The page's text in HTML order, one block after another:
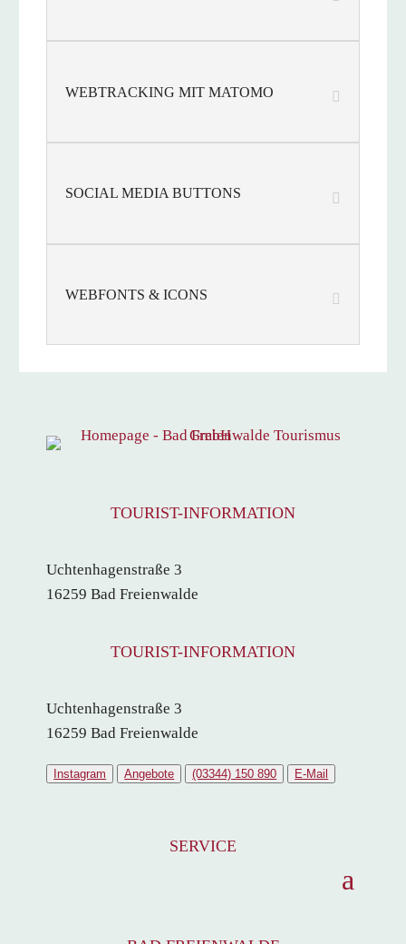
WEBTRACKING MIT MATOMO
SOCIAL MEDIA BUTTONS
WEBFONTS & ICONS
TOURIST-INFORMATION
Uchtenhagenstraße 3
16259 Bad Freienwalde
TOURIST-INFORMATION
Uchtenhagenstraße 3
16259 Bad Freienwalde
Instagram Angebote (03344) 150 890 E-Mail
SERVICE